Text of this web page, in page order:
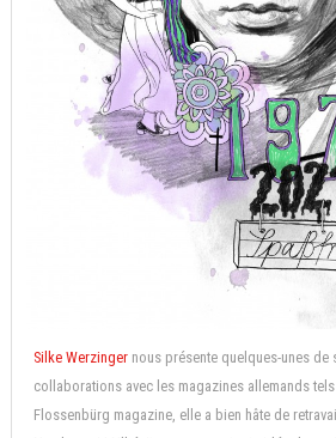
Silke Werzinger nous présente quelques-unes de
collaborations avec les magazines allemands
Flossenbürg magazine, elle a bien hâte de